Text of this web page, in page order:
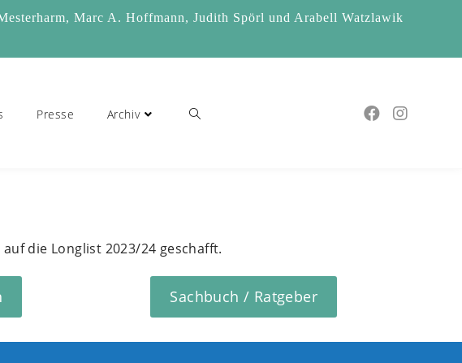
Marc A. Hoffmann, Judith Spörl und Arabell Watzlawik
Presse Archiv Toggle
die Longlist 2023/24 geschafft.
Sachbuch / Ratgeber